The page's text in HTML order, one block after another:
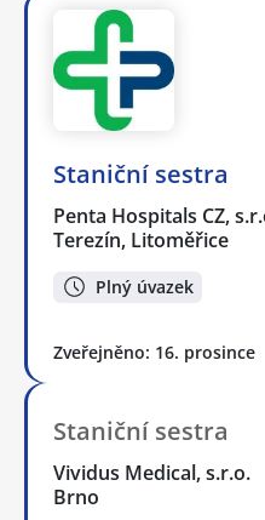
Staniční sestra
Penta Hospitals CZ,
Terezín, Litoměřice
Plný úvazek
Zveřejněno: 16. prosince
Staniční sestra
Vividus Medical, s.r.o.
Brno